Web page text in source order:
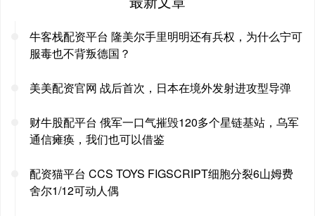
牛客栈配资平台 隆美尔手里明明还有兵权，为什么宁可
服毒也不背叛德国？
美美配资官网 战后首次，日本在境外发射进攻型导弹
财牛股配平台 俄军一口气摧毁120多个星链基站，乌军
通信瘫痪，我们也可以借鉴
配资猫平台 CCS TOYS FIGSCRIPT细胞分裂6山姆费
舍尔1/12可动人偶